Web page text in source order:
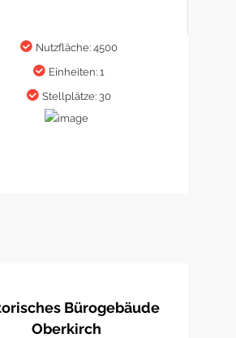
Nutzfläche: 4500
Einheiten: 1
Stellplätze: 30
Bürogebäude
Oberkirch